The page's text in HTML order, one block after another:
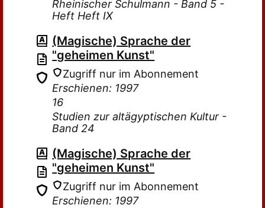
Rheinischer Schulmann - Band 5 -
Heft Heft IX
(Magische) Sprache der
"geheimen Kunst"
Zugriff nur im Abonnement
Erschienen: 1997
16
Studien zur altägyptischen Kultur -
Band 24
(Magische) Sprache der
"geheimen Kunst"
Zugriff nur im Abonnement
Erschienen: 1997